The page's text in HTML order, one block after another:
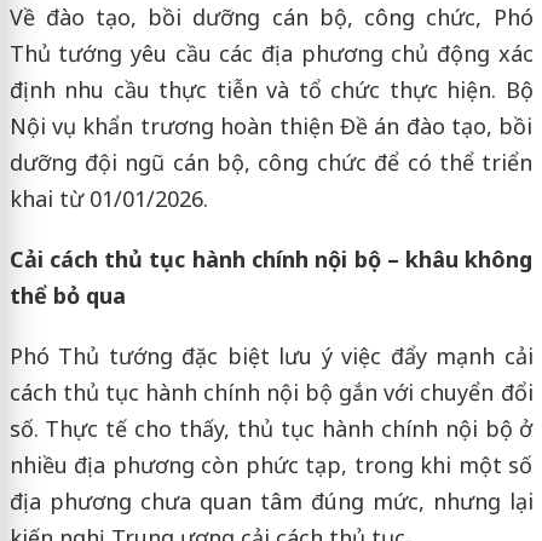
Về đào tạo, bồi dưỡng cán bộ, công chức, Phó
Thủ tướng yêu cầu các địa phương chủ động xác
định nhu cầu thực tiễn và tổ chức thực hiện. Bộ
Nội vụ khẩn trương hoàn thiện Đề án đào tạo, bồi
dưỡng đội ngũ cán bộ, công chức để có thể triển
khai từ 01/01/2026.
Cải cách thủ tục hành chính nội bộ – khâu không
thể bỏ qua
Phó Thủ tướng đặc biệt lưu ý việc đẩy mạnh cải
cách thủ tục hành chính nội bộ gắn với chuyển đổi
số. Thực tế cho thấy, thủ tục hành chính nội bộ ở
nhiều địa phương còn phức tạp, trong khi một số
địa phương chưa quan tâm đúng mức, nhưng lại